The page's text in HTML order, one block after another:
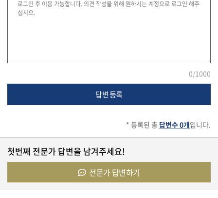
니/
유
0/1000
답변 등록
* 등록된 총 답변수 0개입니다.
첫번째 전문가 답변을 남겨주세요!
전문가 답변하기